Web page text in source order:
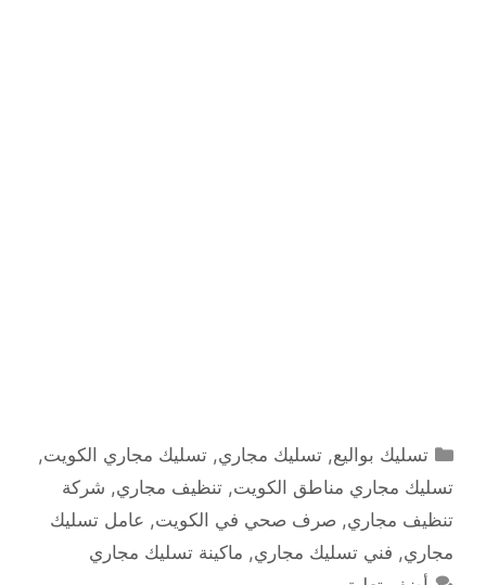
التصنيفات
تسليك بواليع,تسليك مجاري,تسليك مجاري الكويت,
تسليك مجاري مناطق الكويت, تنظيف مجاري, شركة
تنظيف مجاري, صرف صحي في الكويت, عامل تسليك
مجاري, فني تسليك مجاري, ماكينة تسليك مجاري